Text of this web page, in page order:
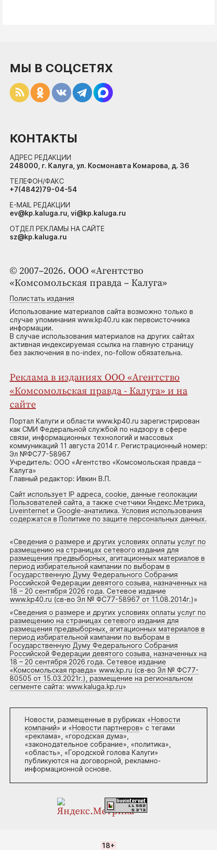
© 2007–2026. ООО «Агентство
«Комсомольская правда – Калуга»
Полистать издания
Использование материалов сайта возможно только в
случае упоминания www.kp40.ru как первоисточника
информации.
В случае использования материалов на других сайтах
активная индексируемая ссылка на главную страницу
без заключения в no-index, no-follow обязательна.
Реклама в изданиях ООО «Агентство
«Комсомольская правда - Калуга» и на
сайте
Портал Калуги и области www.kp40.ru зарегистрирован
как СМИ Федеральной службой по надзору в сфере
связи, информационных технологий и массовых
коммуникаций 11 августа 2014 г. Регистрационный номер:
Эл №ФС77-58967
Учредитель: ООО «Агентство «Комсомольская правда –
Калуга»
Главный редактор: Ивкин В.П.
Сайт использует IP адреса, cookie, данные геолокации
Пользователей сайта, а также счетчики Яндекс.Метрика,
Liveinternet и Google-анатилика. Условия использования
содержатся в Политике по защите персональных данных.
«Сведения о размере и других условиях оплаты услуг по
размещению на страницах сетевого издания для
размещения предвыборных, агитационных материалов в
период избирательной кампании по выборам в
Государственную Думу Федерального Собрания
Российской Федерации девятого созыва, назначенных на
18 – 20 сентября 2026 года. Сетевое издание
www.kp40.ru (св-во Эл № ФС77-58967 от 11.08.2014г.)»
«Сведения о размере и других условиях оплаты услуг по
размещению на страницах сетевого издания для
размещения предвыборных, агитационных материалов в
период избирательной кампании по выборам в
Государственную Думу Федерального Собрания
Российской Федерации девятого созыва, назначенных на
18 – 20 сентября 2026 года. Сетевое издание
«Комсомольская правда» www.kp.ru (св-во Эл № ФС77-
80505 от 15.03.2021г.), размещение на региональном
сегменте сайта: www.kaluga.kp.ru»
Новости, размещенные в рубриках «Новости
компаний» и «Новости партнеров» с тегами
«реклама», «городская дума»,
«законодательное собрание», «политика»,
«область», «Городской голова Калуги»
публикуются на договорной, рекламно-
информационной основе.
МЫ В СОЦСЕТЯХ
КОНТАКТЫ
АДРЕС РЕДАКЦИИ
248000, г. Калуга, ул. Космонавта Комарова, д. 36
ТЕЛЕФОН/ФАКС
+7(4842)79-04-54
E-MAIL РЕДАКЦИИ
ev@kp.kaluga.ru, vi@kp.kaluga.ru
ОТДЕЛ РЕКЛАМЫ НА САЙТЕ
sz@kp.kaluga.ru
18+